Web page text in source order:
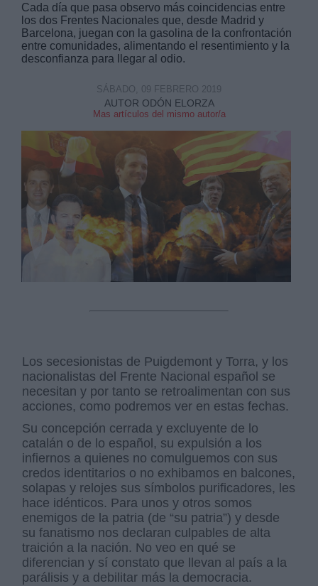
Cada día que pasa observo más coincidencias entre
los dos Frentes Nacionales que, desde Madrid y
Barcelona, juegan con la gasolina de la confrontación
entre comunidades, alimentando el resentimiento y la
desconfianza para llegar al odio.
AUTOR ODÓN ELORZA
Mas artículos del mismo autor/a
SÁBADO, 09 FEBRERO 2019
Los secesionistas de Puigdemont y Torra, y los
nacionalistas del Frente Nacional español se
necesitan y por tanto se retroalimentan con sus
acciones, como podremos ver en estas fechas.
Su concepción cerrada y excluyente de lo
catalán o de lo español, su expulsión a los
infiernos a quienes no comulguemos con sus
credos identitarios o no exhibamos en balcones,
solapas y relojes sus símbolos purificadores, les
hace idénticos. Para unos y otros somos
enemigos de la patria (de “su patria”) y desde
su fanatismo nos declaran culpables de alta
traición a la nación. No veo en qué se
diferencian y sí constato que llevan al país a la
parálisis y a debilitar más la democracia.
Legitimación:
Destinatarios:
Derechos:
link
Información adicional
link